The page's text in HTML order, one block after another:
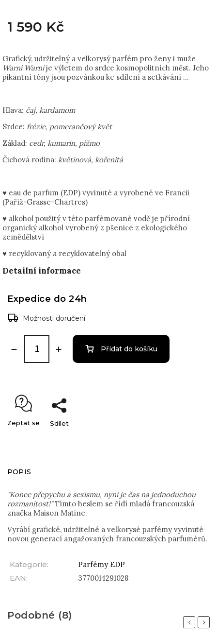
1 590 Kč
Grafický, udržitelný a velkorysý parfém pro ženy i muže
Warni Warnije výletem do srdce kosmopolitních měst. Jeho
pikantní tóny jsou pozvánkou ke sdílení a setkávání ...
Hlava: čaj, kardamom
Srdce: frézie, pomerančový květ
Základ: cedr, kumarin, pižmo
Čichová rodina: květinová, kořenitá
♥ eau de parfum (EDP) vyvinuté a vyrobené ve Francii
(Paříž-Grasse-Chartres)
♥ alkohol použitý v této parfémované vodě je přírodní
organický alkohol vyrobený z pšenice z ekologického
zemědělství
♥ recyklovaný a recyklovatelný obal
Detailní informace
Expedice do 24h
Možnosti doručení
Přidat do košíku
Zeptat se Sdílet
POPIS
"Konec přepychu a sexismu, nyní je čas na jednoduchou
rozmanitost!"Tímto heslem se řídí mladá francouzská
značka Maison Matine.
Vyrábí grafické, udržitelné a velkorysé parfémy vyvinuté
novou generací angažovaných francouzských parfumérů.
Kategorie:
Parfémy EDP
EAN: 3770014291028
Podobné (8)
Previous
Next